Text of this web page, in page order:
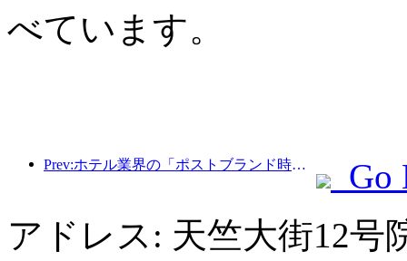
べています。
Prev:ホテル業界の「ポストブランド時代」：規模拡大から効率化へ
Go
アドレス: 天竺大街12号